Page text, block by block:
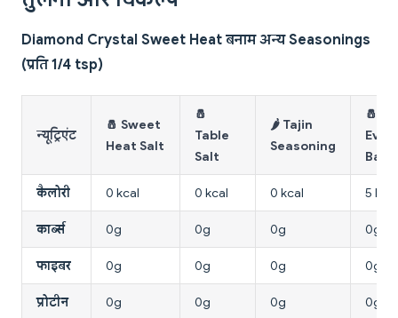
Diamond Crystal Sweet Heat बनाम अन्य Seasonings
(प्रति 1/4 tsp)
न्यूट्रिएंट
🧂 Sweet
Heat Salt
🧂
Table
Salt
🌶️ Tajin
Seasoning
🧂
कैलोरी 0 kcal 0 kcal 0 kcal 5 kcal
कार्ब्स 0g 0g 0g 0g
फाइबर 0g 0g 0g 0g
प्रोटीन 0g 0g 0g 0g